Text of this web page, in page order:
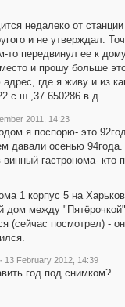
недалеко от станции
и не утверждал.
то передвинул ее к
и прошу больше
где я живу и из
с.ш.,37.650286 в.д.
2011, 14:23
я поспорю- это
давали осенью
гастронома- кто
1 корпус 5 на
дом между
(сейчас посмотрел) -
· 13 February 2012, 14:39
год под снимком?